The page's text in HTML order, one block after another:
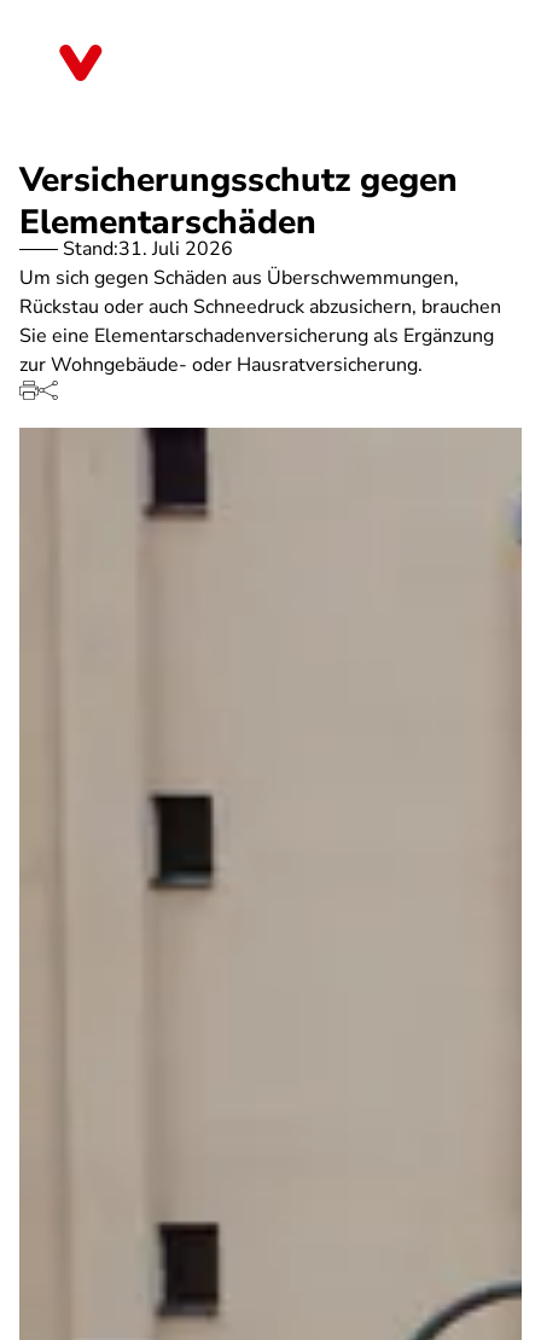
Versicherungsschutz gegen
Elementarschäden
Stand:31. Juli 2026
Um sich gegen Schäden aus Überschwemmungen,
Rückstau oder auch Schneedruck abzusichern, brauchen
Sie eine Elementarschadenversicherung als Ergänzung
zur Wohngebäude- oder Hausratversicherung.